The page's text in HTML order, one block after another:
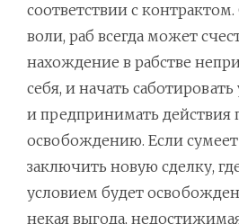
соответствии с
воли, раб всегда может
нахождение в рабстве
себя, и начать саботировать
и предпринимать действия
освобождению. Если сумеет
заключить новую сделку,
условием будет
некая выгода,